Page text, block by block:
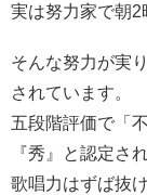
実は努力家で朝2
そんな努力が実
されています。
五段階評価で「
『秀』と認定さ
歌唱力はずば抜